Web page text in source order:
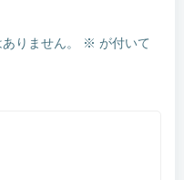
りません。 ※ が付いて